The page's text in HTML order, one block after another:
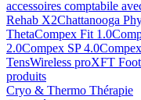
accessoires comptabile
Rehab X2Chattanooga
ThetaCompex Fit 1.0
2.0Compex SP 4.0
TensWireless proXFT
produits
Cryo & Thermo Thérapie